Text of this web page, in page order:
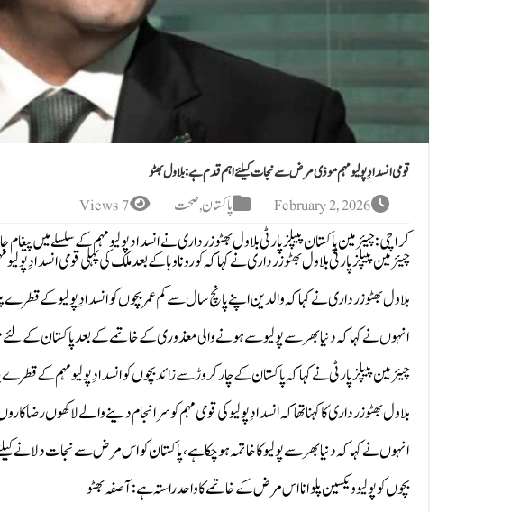
قومی انسدادِ پولیو مہم موذی مرض سے نجات کیلئے اہم قدم ہے: بلاول بھٹو
February 2, 2026 پاکستان,صحت 7 Views
کراچی: چیئرمین پاکستان پیپلزپارٹی بلاول بھٹو زرداری نے انسداد پولیو مہم کے سلسلے میں پیغام
چیئرمین پیپلز پارٹی بلاول بھٹو زرداری نے کہا کہ کورونا وبا کے بعد ملک کی پہلی قومی
بلاول بھٹو زرداری نے کہا کہ والدین اپنے پانچ سال سے کم عمر بچوں کو انسدادِ پولیو کے قطرے
انہوں نے کہا کہ دنیا بھر سے پولیو سے ہونے والی معذوری کے خاتمے کے بعد پاکستان کے
چیئرمین پیپلز پارٹی نے کہا کہ پاکستان کے چار کروڑ سے زائد بچوں کو انسدادِ پولیو مہم کے
بلاول بھٹو زرداری کا کہنا تھا کہ انسدادِ پولیو کی قومی مہم کو سرانجام دینے والے لاکھوں
انہوں نے کہا کہ دنیا بھر سے پولیو کا خاتمہ ہوچکا ہے، پاکستان کو اس مرض سے نجات دلانے کیلئے
بچوں کو پولیو ویکسین پلوانا اس مرض کے خاتمے کا واحد راستہ ہے: آصفہ بھٹو